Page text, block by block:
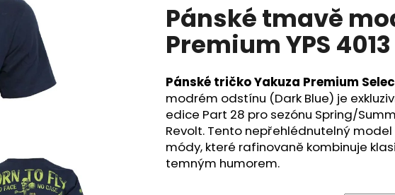
produktu
je
0,0
hvězdiček.
Pánské tmavě
Premium YPS
Pánské tričko Yakuza Premium
modrém odstínu (Dark Blue) je
edice Part 28 pro sezónu Spring/
Revolt. Tento nepřehlédnutelný
módy, které rafinovaně kombinuje
temným humorem.
HLEDAT
Doporučujeme
TRUCKER KŠILTOVKA